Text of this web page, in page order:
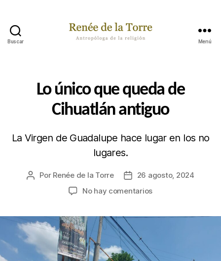
Buscar Menú
Categorías
O
Lo único que queda de
Cihuatlán antiguo
La Virgen de Guadalupe hace lugar en los no
lugares.
Autor
Por Renée de la Torre
Fecha
de
26 agosto, 2024
No hay comentariosen
Cihuatlán